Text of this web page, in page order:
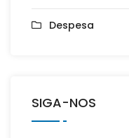
Despesa
SIGA-NOS